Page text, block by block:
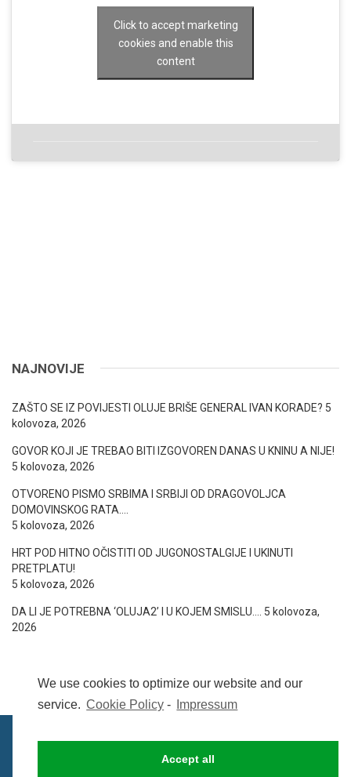
We use cookies to optimize our website and our
service. Cookie Policy - Impressum
Accept all
Click to accept marketing
cookies and enable this
content
NAJNOVIJE
ZAŠTO SE IZ POVIJESTI OLUJE BRIŠE GENERAL IVAN KORADE? 5
kolovoza, 2026
GOVOR KOJI JE TREBAO BITI IZGOVOREN DANAS U KNINU A NIJE!
5 kolovoza, 2026
OTVORENO PISMO SRBIMA I SRBIJI OD DRAGOVOLJCA
DOMOVINSKOG RATA….
5 kolovoza, 2026
HRT POD HITNO OČISTITI OD JUGONOSTALGIJE I UKINUTI
PRETPLATU!
5 kolovoza, 2026
DA LI JE POTREBNA ‘OLUJA2’ I U KOJEM SMISLU….
5 kolovoza,
2026